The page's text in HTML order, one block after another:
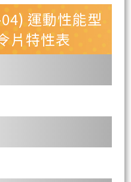
運動性能型
片特性表